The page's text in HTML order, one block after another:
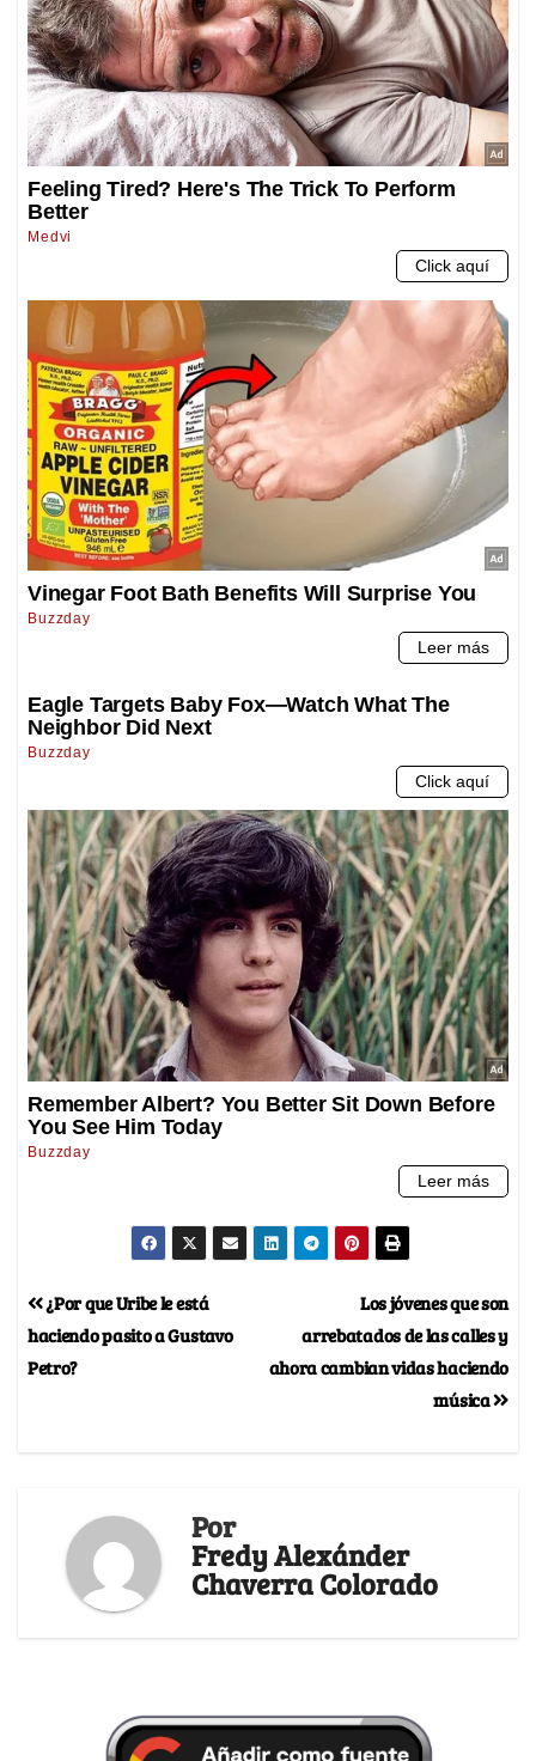
Los jóvenes que son
arrebatados de las calles y
ahora cambian vidas haciendo
música
¿Por que Uribe le está
haciendo pasito a Gustavo
Petro?
Por
Fredy Alexánder
Chaverra Colorado